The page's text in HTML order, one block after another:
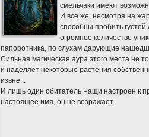
смельчаки имеют
И все же, несмотря на
способны пробить
огромное количество
папоротника, по слухам дарующие
Сильная магическая аура этого места не
и наделяет некоторые растения
извне...
И лишь один обитатель Чащи настроен к
настоящее имя, он не возражает.